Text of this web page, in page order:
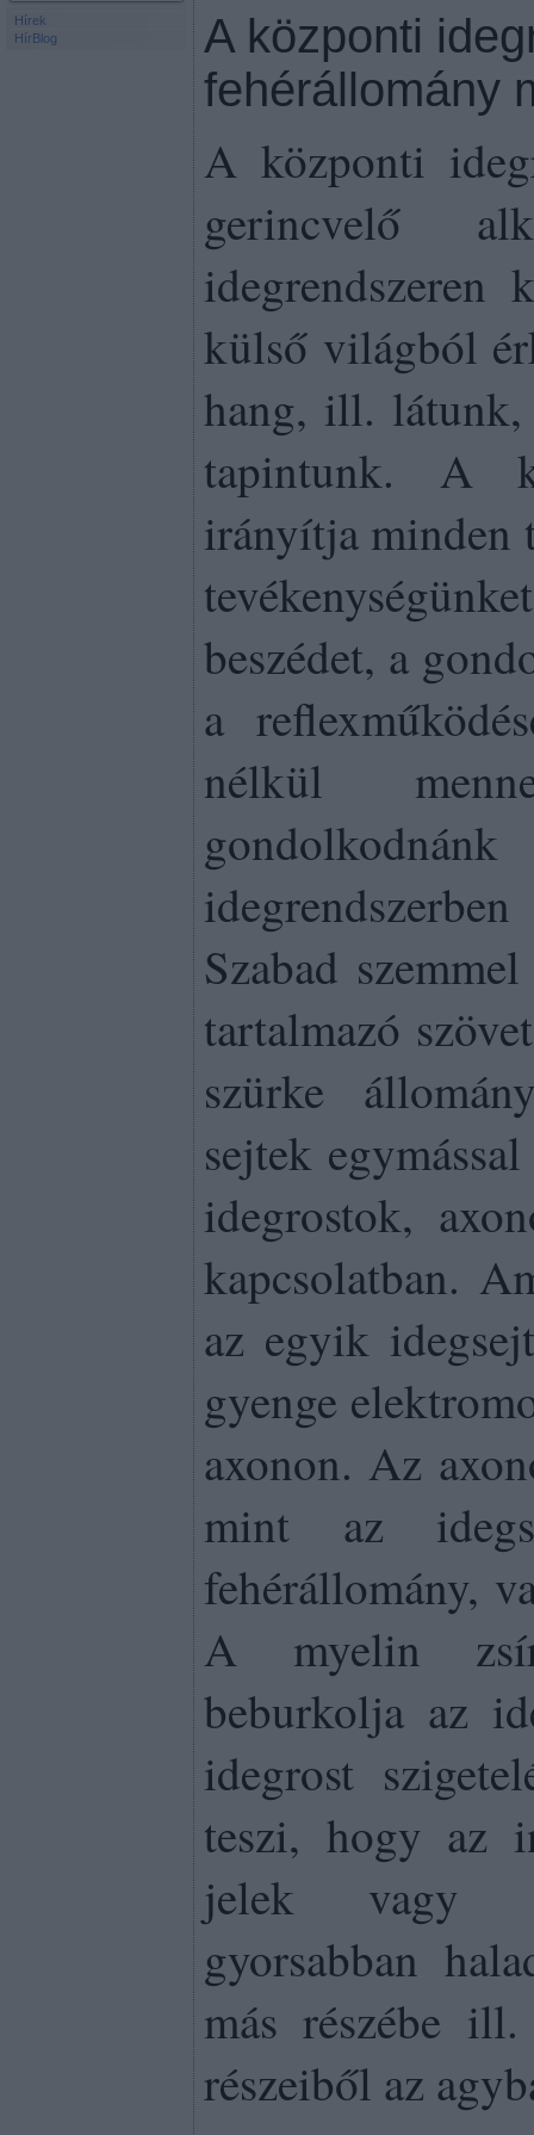
Hírek
HírBlog
A központi
fehérállomány
A központi
gerincvelő
idegrendszeren
külső világból
hang, ill.
tapintunk. A
irányítja minden
beszédet, a
a
nélkül
Szabad
tartalmazó
szürke
sejtek
idegrostok,
kapcsolatban.
az egyik
gyenge
axonon. Az
mint az
fehérállomány,
A myelin
beburkolja az
idegrost
teszi, hogy az
jelek vagy
gyorsabban
más részébe
részeiből az